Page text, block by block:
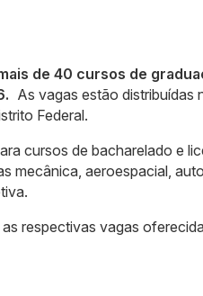
de 40 cursos de
As vagas estão distribuídas
Federal.
cursos de bacharelado e
mecânica, aeroespacial,
respectivas vagas